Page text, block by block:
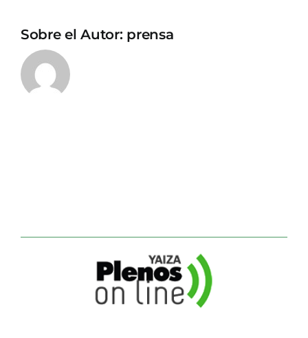
Sobre el Autor: prensa